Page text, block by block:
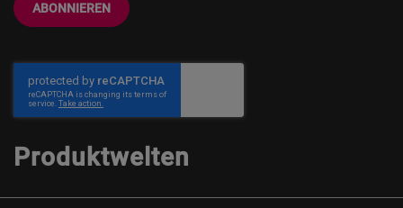
ABONNIEREN
Produktwelten